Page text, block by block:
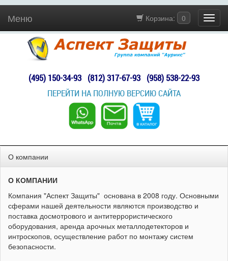
Корзина: 0
Меню
(495) 150-34-93 (812) 317-67-93 (958) 538-22-93
ПЕРЕЙТИ НА ПОЛНУЮ ВЕРСИЮ САЙТА
О компании
О КОМПАНИИ
Компания "Аспект Защиты" основана в 2008 году. Основными
сферами нашей деятельности являются производство и
поставка досмотрового и антитеррористического
оборудования, аренда арочных металлодетекторов и
интроскопов, осуществление работ по монтажу систем
безопасности.